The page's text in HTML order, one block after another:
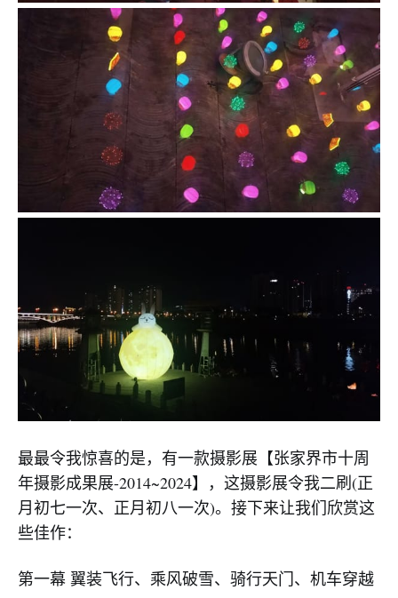
最最令我惊喜的是，有一款摄影展【张家界市十周
年摄影成果展-2014~2024】，这摄影展令我二刷(正
月初七一次、正月初八一次)。接下来让我们欣赏这
些佳作：
第一幕 翼装飞行、乘风破雪、骑行天门、机车穿越